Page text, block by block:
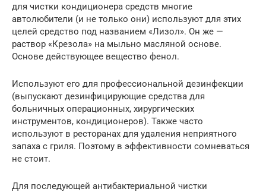
для чистки кондиционера средств многие
автолюбители (и не только они) используют для этих
целей средство под названием «Лизол». Он же —
раствор «Крезола» на мыльно масляной основе.
Основе действующее вещество фенол.
Используют его для профессиональной дезинфекции
(выпускают дезинфицирующие средства для
больничных операционных, хирургических
инструментов, кондиционеров). Также часто
используют в ресторанах для удаления неприятного
запаха с гриля. Поэтому в эффективности сомневаться
не стоит.
Для последующей антибактериальной чистки